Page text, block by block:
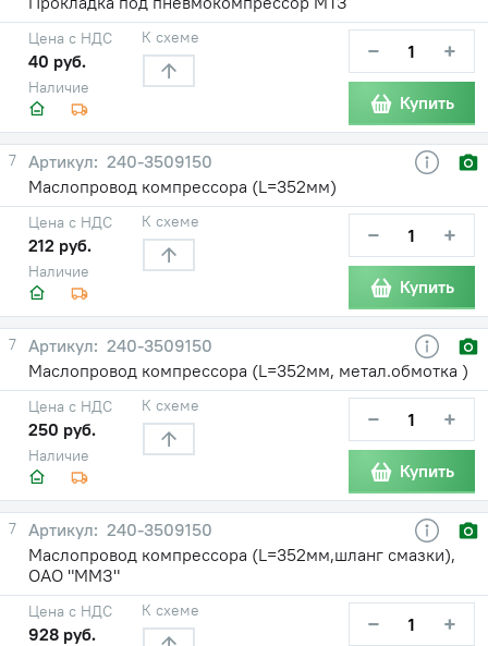
Наличие
Цена с НДС
40 руб.
К схеме − +
Купить
7
240-3509150
Маслопровод компрессора (L=352мм)
Наличие
Цена с НДС
212 руб.
К схеме − +
Купить
7
240-3509150
Маслопровод компрессора (L=352мм, метал.обмотка )
Наличие
Цена с НДС
250 руб.
К схеме − +
Купить
7
240-3509150
Маслопровод компрессора (L=352мм,шланг смазки),
ОАО "ММЗ"
Цена с НДС
928 руб.
К схеме − +